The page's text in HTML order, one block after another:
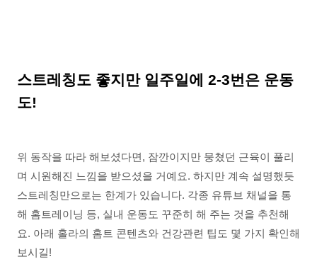
스트레칭도 좋지만 일주일에 2-3번은 운동
도!
위 동작을 따라 해보셨다면, 잠깐이지만 뭉쳤던 근육이 풀리
며 시원해진 느낌을 받으셨을 거예요. 하지만 계속 설명했듯
스트레칭만으로는 한계가 있습니다. 각종 유튜브 채널을 통
해 홈트레이닝 등, 실내 운동도 꾸준히 해 주는 것을 추천해
요. 아래 홀라의 홈트 콘텐츠와 건강관련 팁도 몇 가지 확인해
보시길!